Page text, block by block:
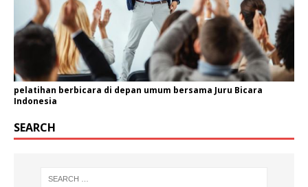
pelatihan berbicara di depan umum bersama Juru Bicara
Indonesia
SEARCH